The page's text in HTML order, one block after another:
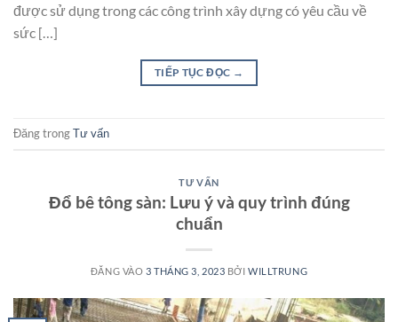
được sử dụng trong các công trình xây dựng có yêu cầu về
sức […]
TIẾP TỤC ĐỌC →
Đăng trongTư vấn
TƯ VẤN
Đổ bê tông sàn: Lưu ý và quy trình đúng
chuẩn
ĐĂNG VÀO 3 THÁNG 3, 2023 BỞIWILLTRUNG